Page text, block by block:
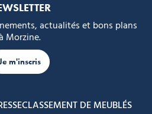
actualités et bons plans
Morzine.
m'inscris
CLASSEMENT DE MEUBLÉS